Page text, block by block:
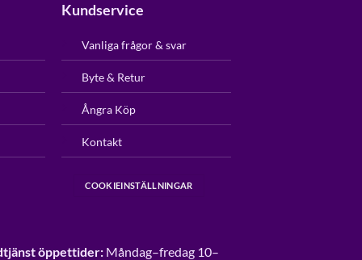
Kundservice
Vanliga frågor & svar
Byte & Retur
Ångra Köp
Kontakt
COOKIEINSTÄLLNINGAR
öppettider: Måndag–fredag 10–